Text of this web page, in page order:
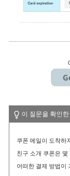
이 질문을 확인
쿠폰 메일이 도착하
친구 소개 쿠폰은
어떠한 결제 방법이